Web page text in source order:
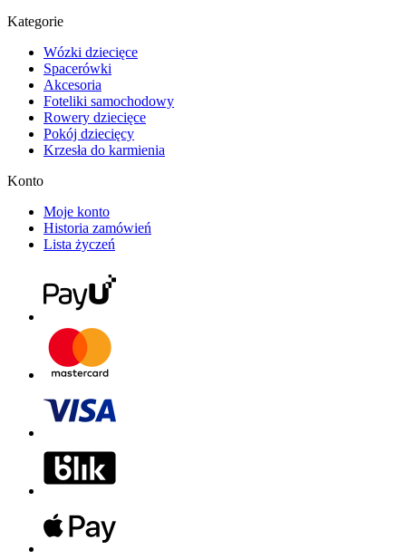
Kategorie
Wózki dziecięce
Spacerówki
Akcesoria
Foteliki samochodowy
Rowery dziecięce
Pokój dziecięcy
Krzesła do karmienia
Konto
Moje konto
Historia zamówień
Lista życzeń